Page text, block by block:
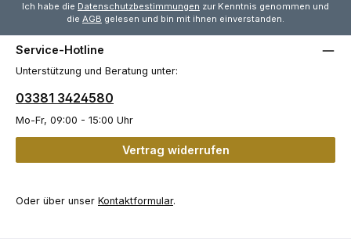
Ich habe die Datenschutzbestimmungen zur Kenntnis genommen und
die AGB gelesen und bin mit ihnen einverstanden.
Service-Hotline
Unterstützung und Beratung unter:
03381 3424580
Mo-Fr, 09:00 - 15:00 Uhr
Vertrag widerrufen
Oder über unser Kontaktformular.